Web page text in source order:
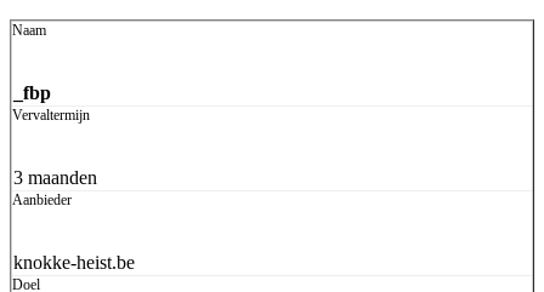
_fbp
3 maanden
knokke-heist.be